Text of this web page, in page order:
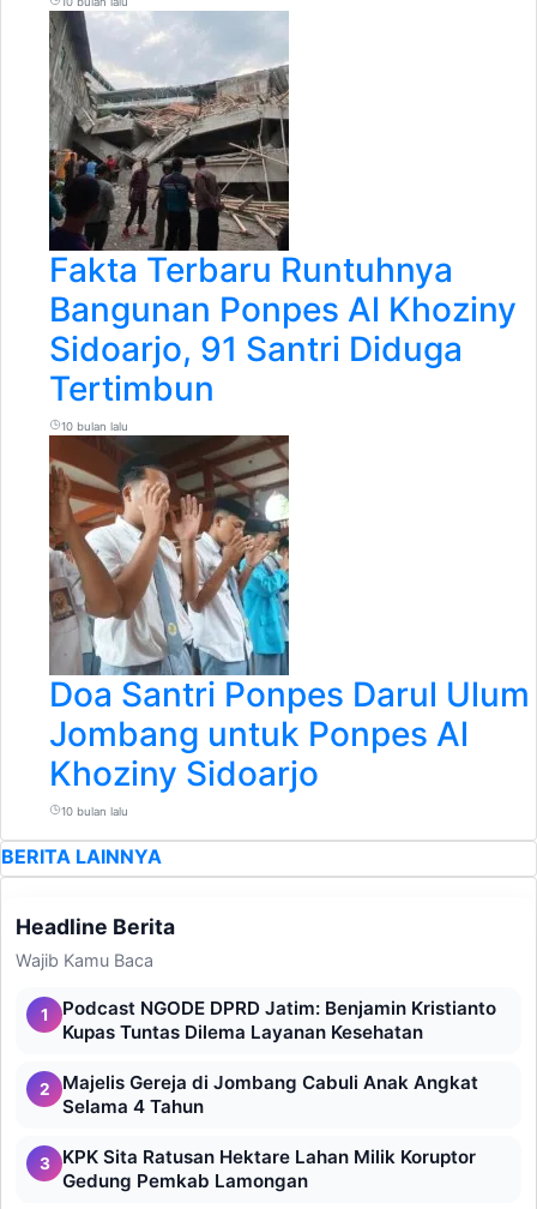
Fakta Terbaru Runtuhnya
Bangunan Ponpes Al Khoziny
Sidoarjo, 91 Santri Diduga
Tertimbun
10 bulan lalu
Doa Santri Ponpes Darul Ulum
Jombang untuk Ponpes Al
Khoziny Sidoarjo
10 bulan lalu
BERITA LAINNYA
Headline Berita
Wajib Kamu Baca
1
Podcast NGODE DPRD Jatim: Benjamin Kristianto
Kupas Tuntas Dilema Layanan Kesehatan
2
Majelis Gereja di Jombang Cabuli Anak Angkat
Selama 4 Tahun
3
KPK Sita Ratusan Hektare Lahan Milik Koruptor
Gedung Pemkab Lamongan